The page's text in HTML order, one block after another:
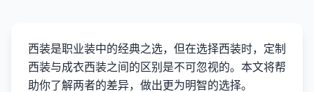
西装是职业装中的经典之选，但在选择西装时，定制
西装与成衣西装之间的区别是不可忽视的。本文将帮
助你了解两者的差异，做出更为明智的选择。